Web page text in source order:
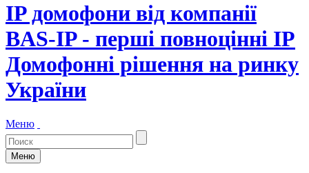
IP домофони від компанії
BAS-IP - перші повноцінні IP
Домофонні рішення на ринку
України
Меню
Меню